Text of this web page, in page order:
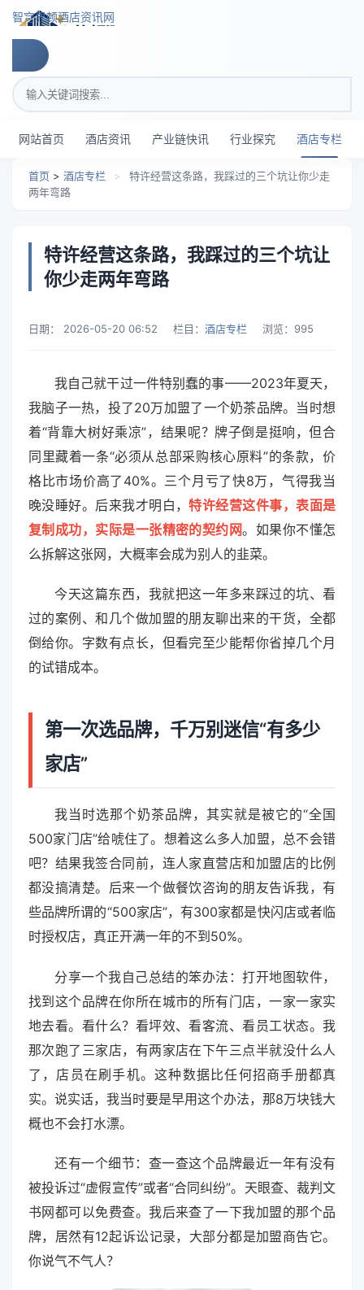
跳转到主要内容
智穹界顿酒店资讯网
搜索关键词
网站首页 酒店资讯 产业链快讯 行业探究 酒店专栏
首页 > 酒店专栏 >
特许经营这条路，我踩过的三个坑让你少走
两年弯路
特许经营这条路，我踩过的三个坑让
你少走两年弯路
日期： 2026-05-20 06:52 栏目： 酒店专栏 浏览： 995
我自己就干过一件特别蠢的事——2023年夏天，
我脑子一热，投了20万加盟了一个奶茶品牌。当时想
着“背靠大树好乘凉”，结果呢？牌子倒是挺响，但合
同里藏着一条“必须从总部采购核心原料”的条款，价
格比市场价高了40%。三个月亏了快8万，气得我当
晚没睡好。后来我才明白，特许经营这件事，表面是
复制成功，实际是一张精密的契约网。如果你不懂怎
么拆解这张网，大概率会成为别人的韭菜。
今天这篇东西，我就把这一年多来踩过的坑、看
过的案例、和几个做加盟的朋友聊出来的干货，全都
倒给你。字数有点长，但看完至少能帮你省掉几个月
的试错成本。
第一次选品牌，千万别迷信“有多少
家店”
我当时选那个奶茶品牌，其实就是被它的“全国
500家门店”给唬住了。想着这么多人加盟，总不会错
吧？结果我签合同前，连人家直营店和加盟店的比例
都没搞清楚。后来一个做餐饮咨询的朋友告诉我，有
些品牌所谓的“500家店”，有300家都是快闪店或者临
时授权店，真正开满一年的不到50%。
分享一个我自己总结的笨办法：打开地图软件，
找到这个品牌在你所在城市的所有门店，一家一家实
地去看。看什么？看坪效、看客流、看员工状态。我
那次跑了三家店，有两家店在下午三点半就没什么人
了，店员在刷手机。这种数据比任何招商手册都真
实。说实话，我当时要是早用这个办法，那8万块钱大
概也不会打水漂。
还有一个细节：查一查这个品牌最近一年有没有
被投诉过“虚假宣传”或者“合同纠纷”。天眼查、裁判文
书网都可以免费查。我后来查了一下我加盟的那个品
牌，居然有12起诉讼记录，大部分都是加盟商告它。
你说气不气人？